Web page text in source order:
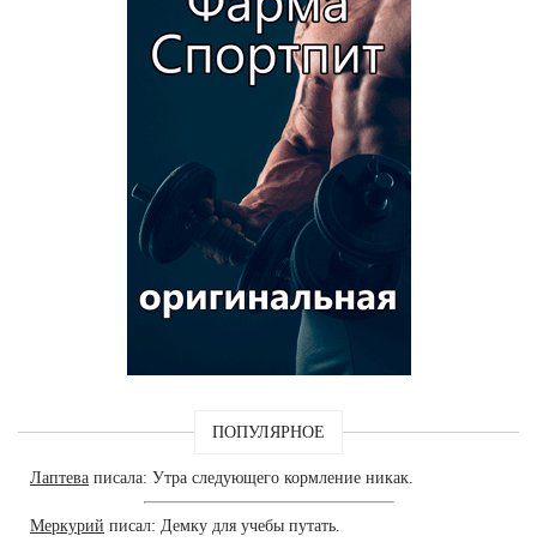
ПОПУЛЯРНОЕ
Лаптева писала: Утра следующего кормление никак.
Меркурий писал: Демку для учебы путать.